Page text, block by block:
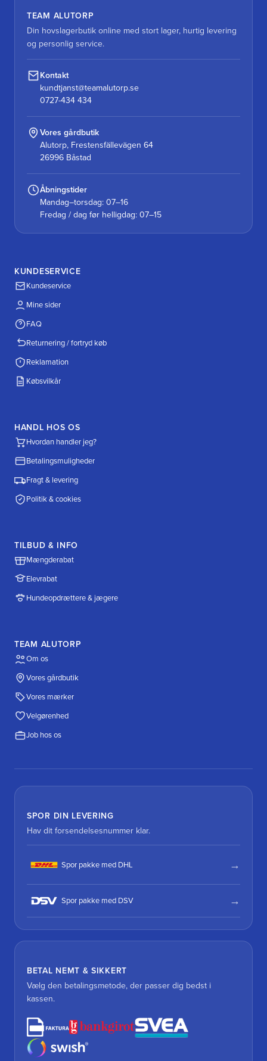
TEAM ALUTORP
Din hovslagerbutik online med stort lager, hurtig levering
og personlig service.
Kontakt
kundtjanst@teamalutorp.se
0727-434 434
Vores gårdbutik
Alutorp, Frestensfällevägen 64
26996 Båstad
Åbningstider
Mandag–torsdag: 07–16
Fredag / dag før helligdag: 07–15
KUNDESERVICE
Kundeservice
Mine sider
FAQ
Returnering / fortryd køb
Reklamation
Købsvilkår
HANDL HOS OS
Hvordan handler jeg?
Betalingsmuligheder
Fragt & levering
Politik & cookies
TILBUD & INFO
Mængderabat
Elevrabat
Hundeopdrættere & jægere
TEAM ALUTORP
Om os
Vores gårdbutik
Vores mærker
Velgørenhed
Job hos os
SPOR DIN LEVERING
Hav dit forsendelsesnummer klar.
Spor pakke med DHL
Spor pakke med DSV
BETAL NEMT & SIKKERT
Vælg den betalingsmetode, der passer dig bedst i
kassen.